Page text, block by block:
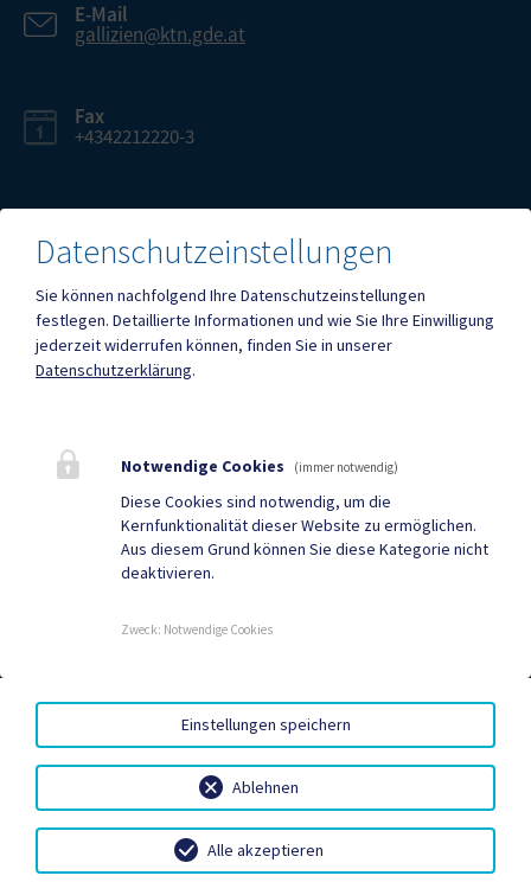
E-Mail
gallizien@ktn.gde.at
Fax
+4342212220-3
Quicklinks
Facebook
DuBistGallizien - Portal
Gemeindezeitung
Neuigkeiten
AMTSSIGNATUR|BARRIEREFREIHEIT|DATENSCHUTZ|
SITEMAP|IMPRESSUM
Datenschutzeinstellungen
Sie können nachfolgend Ihre Datenschutzeinstellungen
festlegen. Detaillierte Informationen und wie Sie Ihre Einwilligung
jederzeit widerrufen können, finden Sie in unserer
Datenschutzerklärung.
Notwendige Cookies (immer notwendig)
Diese Cookies sind notwendig, um die
Kernfunktionalität dieser Website zu ermöglichen.
Aus diesem Grund können Sie diese Kategorie nicht
deaktivieren.
Zweck: Notwendige Cookies
Ablehnen
Einstellungen speichern
Alle akzeptieren